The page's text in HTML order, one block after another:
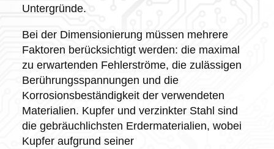
Untergründe.
Bei der Dimensionierung müssen mehrere
Faktoren berücksichtigt werden: die maximal
zu erwartenden Fehlerströme, die zulässigen
Berührungsspannungen und die
Korrosionsbeständigkeit der verwendeten
Materialien. Kupfer und verzinkter Stahl sind
die gebräuchlichsten Erdermaterialien, wobei
Kupfer aufgrund seiner